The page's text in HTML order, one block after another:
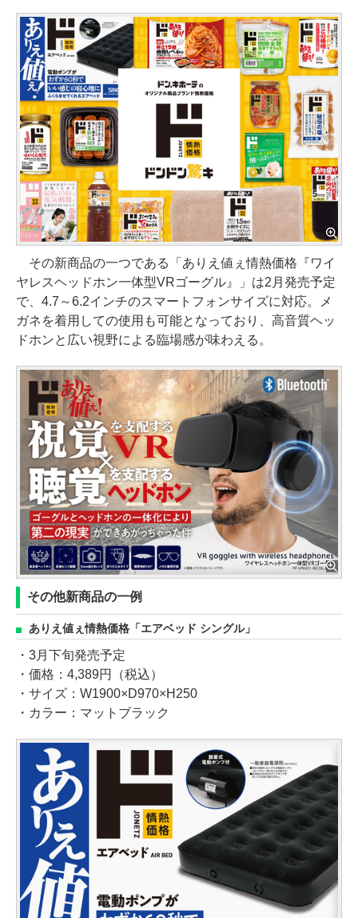
その新商品の一つである「ありえ値ぇ情熱価格『ワイ
ヤレスヘッドホン一体型VRゴーグル』」は2月発売予定
で、4.7～6.2インチのスマートフォンサイズに対応。メ
ガネを着用しての使用も可能となっており、高音質ヘッ
ドホンと広い視野による臨場感が味わえる。
その他新商品の一例
ありえ値ぇ情熱価格「エアベッド シングル」
・3月下旬発売予定
・価格：4,389円（税込）
・サイズ：W1900×D970×H250
・カラー：マットブラック